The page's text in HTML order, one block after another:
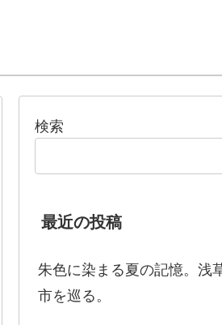
検索
最近の投稿
朱色に染まる夏の記憶。浅
市を巡る。